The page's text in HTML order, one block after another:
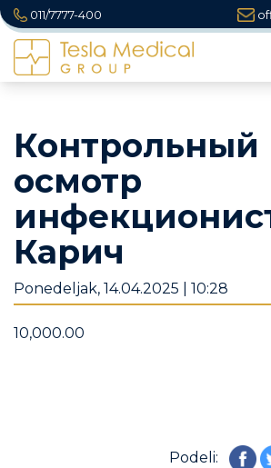
011/7777-400
Контрольный
осмотр
Карич
Ponedeljak, 14.04.2025 | 10:28
10,000.00
Podeli: